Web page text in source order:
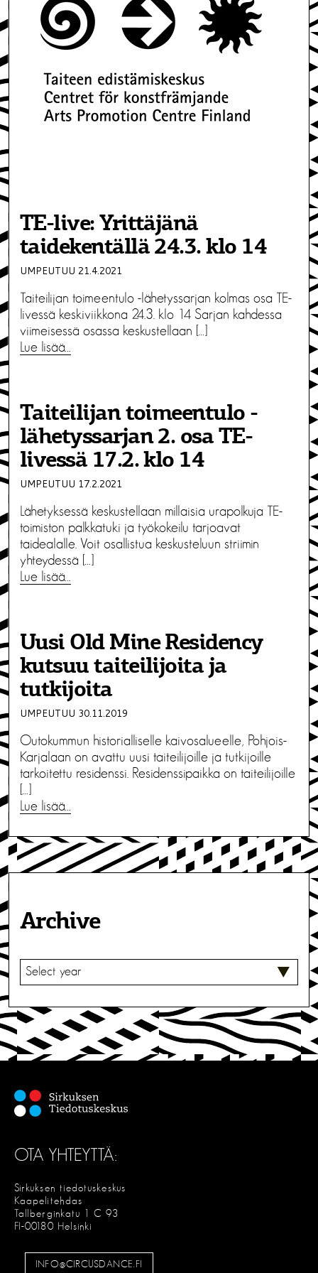
TE-live: Yrittäjänä
taidekentällä 24.3. klo 14
UMPEUTUU 21.4.2021
Taiteilijan toimeentulo -lähetyssarjan kolmas osa TE-
livessä keskiviikkona 24.3. klo 14 Sarjan kahdessa
viimeisessä osassa keskustellaan […]
Lue lisää…
Taiteilijan toimeentulo -
lähetyssarjan 2. osa TE-
livessä 17.2. klo 14
UMPEUTUU 17.2.2021
Lähetyksessä keskustellaan millaisia urapolkuja TE-
toimiston palkkatuki ja työkokeilu tarjoavat
taidealalle. Voit osallistua keskusteluun striimin
yhteydessä […]
Lue lisää…
Uusi Old Mine Residency
kutsuu taiteilijoita ja
tutkijoita
UMPEUTUU 30.11.2019
Outokummun historialliselle kaivosalueelle, Pohjois-
Karjalaan on avattu uusi taiteilijoille ja tutkijoille
tarkoitettu residenssi. Residenssipaikka on taiteilijoille
Lue lisää…
Archive
V
I
T
S
E
OTA YHTEYTTÄ:
Sirkuksen tiedotuskeskus
Kaapelitehdas
Tallberginkatu 1 C 93
FI-00180 Helsinki
INFO@CIRCUSDANCE.FI